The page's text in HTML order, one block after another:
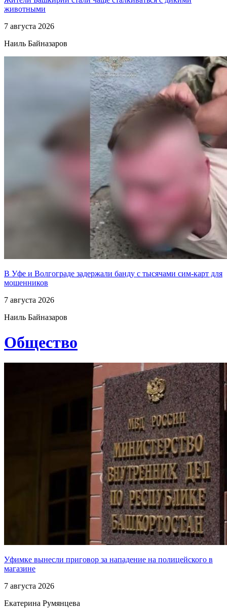
животными
7 августа 2026
Наиль Байназаров
В Уфе и Волгограде задержали банду с тысячами сим-карт для
мошенников
7 августа 2026
Наиль Байназаров
Общество
Уфимке вынесли приговор за нападение на полицейского в
магазине
7 августа 2026
Екатерина Румянцева